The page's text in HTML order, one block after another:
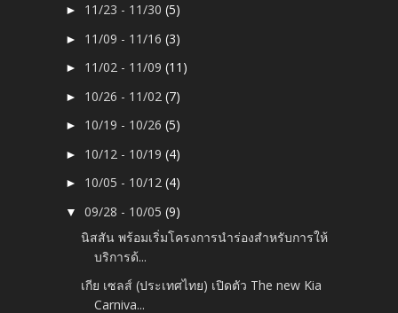
► 11/23 - 11/30(5)
► 11/09 - 11/16(3)
► 11/02 - 11/09(11)
► 10/26 - 11/02(7)
► 10/19 - 10/26(5)
► 10/12 - 10/19(4)
► 10/05 - 10/12(4)
▼09/28 - 10/05(9)
นิสสัน พร้อมเริ่มโครงการนำร่องสำหรับการให้
บริการด้...
เกีย เซลส์ (ประเทศไทย) เปิดตัว The new Kia
Carniva...